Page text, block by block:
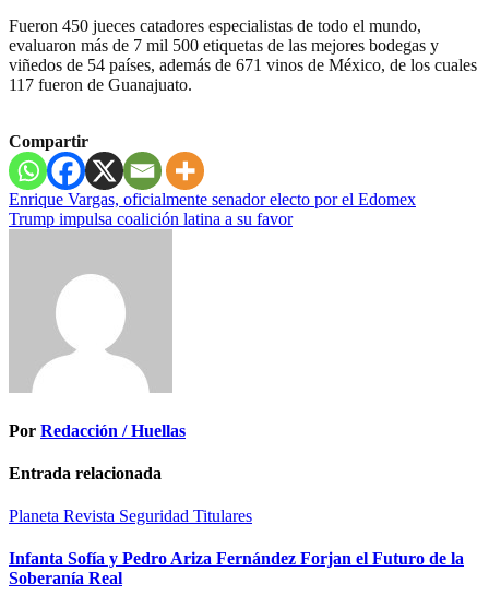
Fueron 450 jueces catadores especialistas de todo el mundo,
evaluaron más de 7 mil 500 etiquetas de las mejores bodegas y
viñedos de 54 países, además de 671 vinos de México, de los cuales
117 fueron de Guanajuato.
Compartir
Navegación
de
Enrique Vargas, oficialmente senador electo por el Edomex
Trump impulsa coalición latina a su favor
Por Redacción / Huellas
Entrada relacionada
Planeta Revista Seguridad Titulares
Infanta Sofía y Pedro Ariza Fernández Forjan el Futuro de la
Soberanía Real